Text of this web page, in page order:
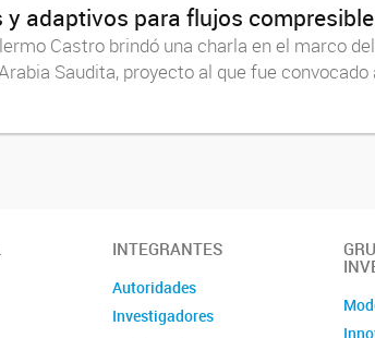
adaptivos para flujos
Castro brindó una charla en el marco
Saudita, proyecto al que fue
INTEGRANTES
Autoridades
Investigadores